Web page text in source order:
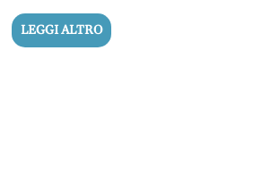
LEGGI ALTRO